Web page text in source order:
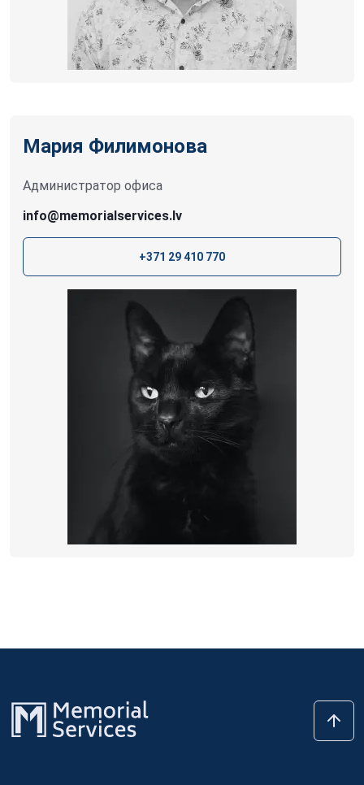
Мария Филимонова
Администратор офиса
info@memorialservices.lv
+371 29 410 770